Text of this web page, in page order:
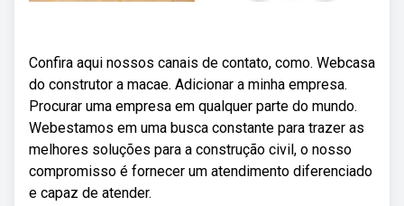
Confira aqui nossos canais de contato, como. Webcasa
do construtor a macae. Adicionar a minha empresa.
Procurar uma empresa em qualquer parte do mundo.
Webestamos em uma busca constante para trazer as
melhores soluções para a construção civil, o nosso
compromisso é fornecer um atendimento diferenciado
e capaz de atender.